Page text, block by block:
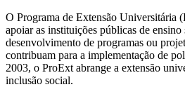
O Programa de Extensão Universitária
apoiar as instituições públicas de
desenvolvimento de programas ou
contribuam para a implementação de
2003, o ProExt abrange a extensão
inclusão social.